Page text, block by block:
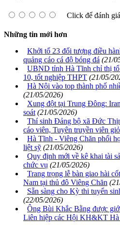
Click để đánh
Những tin mới hơn
Khởi tố 23 đối tượng điều
quảng cáo cá độ bóng đá (21/
UBND tỉnh Hà Tĩnh chỉ thị
10, tốt nghiệp THPT (21/05/
Hà Nội vào top thành phố
(21/05/2026)
Xung đột tại Trung Đông:
soát (21/05/2026)
Thí sinh Đảng bộ xã Đức
cáo viên, Tuyên truyền viên
Hà Tĩnh - Viêng Chăn phối
liệt sỹ (21/05/2026)
Quy định mới về kê khai tài
chức vụ (21/05/2026)
Trang trọng lễ bàn giao hài
Nam tại thủ đô Viêng Chăn
Sẵn sàng cho Kỳ thi tuyển
(22/05/2026)
Ông Bùi Khắc Bằng được
Liên hiệp các Hội KH&KT